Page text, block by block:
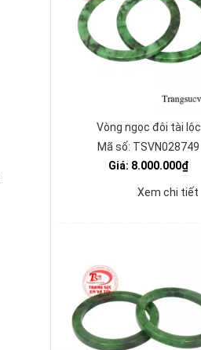
Vòng ngọc đôi tài lộc
Mã số: TSVN028749
Giá: 8.000.000₫
Xem chi tiết